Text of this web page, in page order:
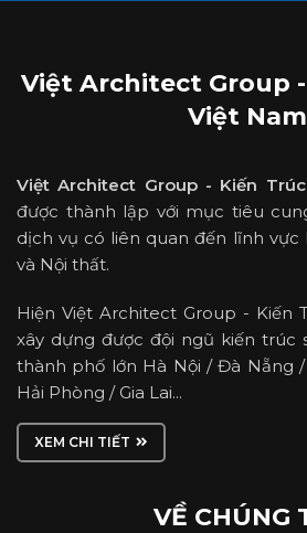
Việt Architect Group
Việt Nam
Việt Architect Group - Kiến
được thành lập với mục tiêu
dịch vụ có liên quan đến lĩnh vực
và Nội thất.
Hiện Việt Architect Group - Kiến
xây dựng được đội ngũ kiến trúc
thành phố lớn Hà Nội / Đà Nẵng /
Hải Phòng / Gia Lai...
XEM CHI TIẾT
VỀ CHÚNG